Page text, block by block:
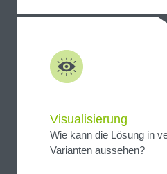
Visualisierung
Wie kann die Lösung in
Varianten aussehen?